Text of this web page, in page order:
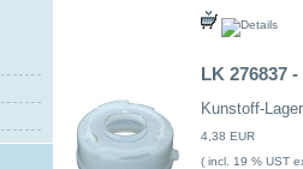
LK 276837
Kunstoff-
4,38 EUR
( incl. 19 % UST